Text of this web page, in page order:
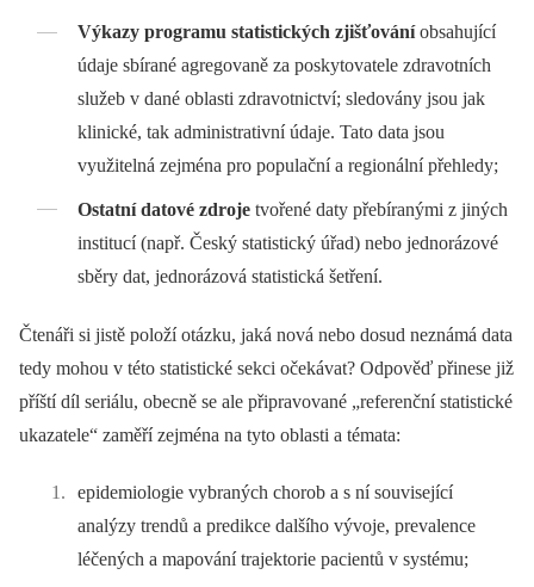
Výkazy programu statistických zjišťováníobsahující
údaje sbírané agregovaně za poskytovatele zdravotních
služeb v dané oblasti zdravotnictví; sledovány jsou jak
klinické, tak administrativní údaje. Tato data jsou
využitelná zejména pro populační a regionální přehledy;
Ostatní datové zdrojetvořené daty přebíranými z jiných
institucí (např. Český statistický úřad) nebo jednorázové
sběry dat, jednorázová statistická šetření.
Čtenáři si jistě položí otázku, jaká nová nebo dosud neznámá data
tedy mohou v této statistické sekci očekávat? Odpověď přinese již
příští díl seriálu, obecně se ale připravované „referenční statistické
ukazatele“ zaměří zejména na tyto oblasti a témata:
epidemiologie vybraných chorob a s ní související
analýzy trendů a predikce dalšího vývoje, prevalence
léčených a mapování trajektorie pa­cientů v systému;